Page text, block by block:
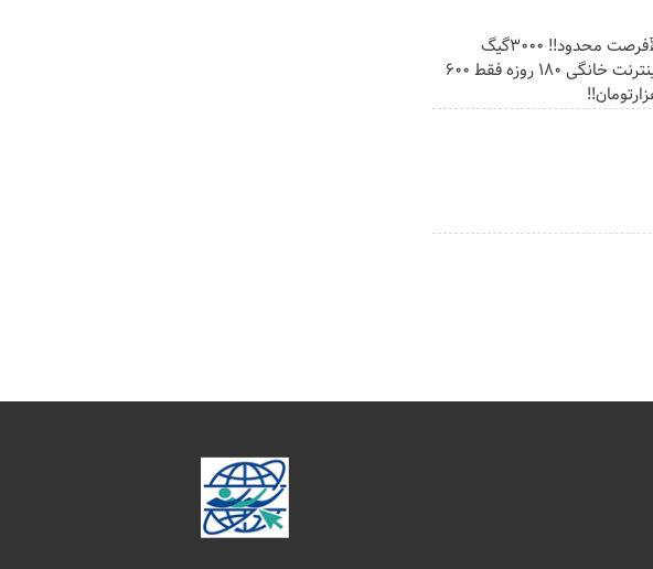
⏳فرصت محدود!! 3000گیگ
اینترنت خانگی 180 روزه فقط 600